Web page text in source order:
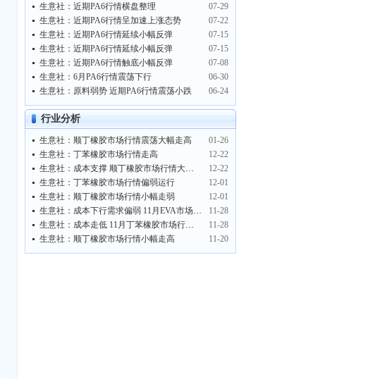
生意社：近期PA6行情横盘整理
07-29
生意社：近期PA6行情呈加速上涨态势
07-22
生意社：近期PA6行情延续小幅反弹
07-15
生意社：近期PA6行情延续小幅反弹
07-15
生意社：近期PA6行情触底小幅反弹
07-08
生意社：6月PA6行情震荡下行
06-30
生意社：原料弱势 近期PA6行情震荡小跌
06-24
行业分析
生意社：顺丁橡胶市场行情震荡大幅走高
01-26
生意社：丁苯橡胶市场行情走高
12-22
生意社：成本支撑 顺丁橡胶市场行情大幅上行
12-22
生意社：丁苯橡胶市场行情偏弱运行
12-01
生意社：顺丁橡胶市场行情小幅走弱
12-01
生意社：成本下行需求偏弱 11月EVA市场行情弱势下行
11-28
生意社：成本走低 11月丁苯橡胶市场行情弱势下跌
11-28
生意社：顺丁橡胶市场行情小幅走高
11-20